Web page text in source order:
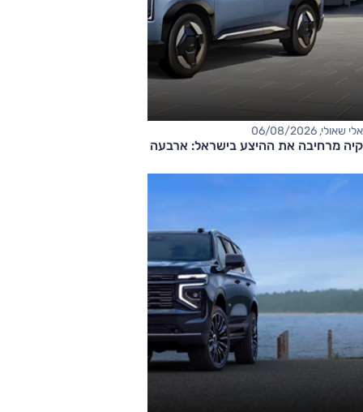
אלי שאולי, 06/08/2026
קיה מרחיבה את ההיצע בישראל: ארבעה דגמים חדשים בדרך